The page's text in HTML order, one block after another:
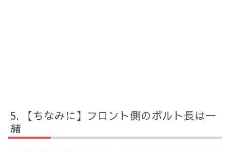
【ちなみに】フロント側のボルト長は一
緒